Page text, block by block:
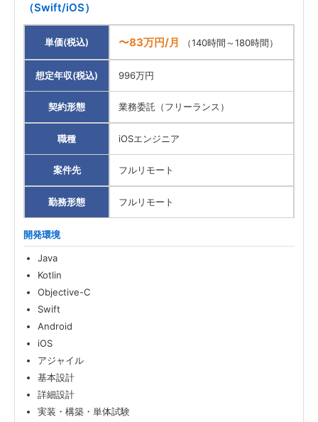
（Swift/iOS）
単価(税込) 〜83万円/月 （140時間～180時間）
想定年収(税込) 996万円
契約形態 業務委託（フリーランス）
職種 iOSエンジニア
案件先 フルリモート
勤務形態 フルリモート
開発環境
Java
Kotlin
Objective-C
Swift
Android
iOS
アジャイル
基本設計
詳細設計
実装・構築・単体試験